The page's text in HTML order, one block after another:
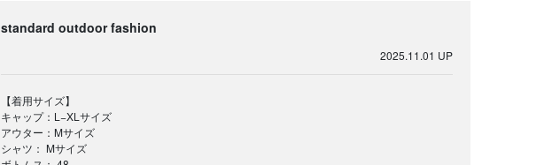
standard outdoor fashion
2025.11.01 UP
【着用サイズ】
キャップ：L−XLサイズ
アウター：Mサイズ
シャツ： Mサイズ